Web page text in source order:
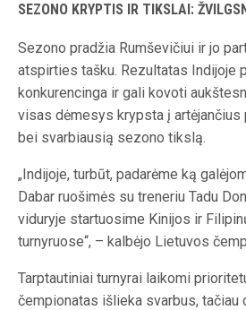
SEZONO KRYPTIS IR TIKSLAI:
Sezono pradžia Rumševičiui ir jo
atspirties tašku. Rezultatas Indijoje
konkurencinga ir gali kovoti
visas dėmesys krypsta į
bei svarbiausią sezono tikslą.
„Indijoje, turbūt, padarėme ką
Dabar ruošimės su treneriu Tadu
viduryje startuosime Kinijos ir
turnyruose“, – kalbėjo Lietuvos
Tarptautiniai turnyrai laikomi
čempionatas išlieka svarbus, tačiau